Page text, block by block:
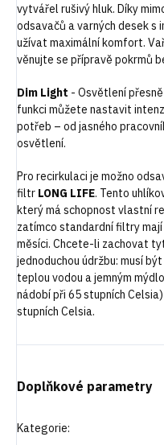
vytvářel rušivý hluk. Díky
odsavačů a varných desek s
užívat maximální komfort.
věnujte se přípravě pokrmů
Dim Light - Osvětlení
funkci můžete nastavit
potřeb – od jasného
osvětlení.
Pro recirkulaci je možno
filtr LONG LIFE. Tento
který má schopnost vlastní
zatímco standardní filtry
měsíci. Chcete-li zachovat
jednoduchou údržbu: musí
teplou vodou a jemným
nádobí při 65 stupních
stupních Celsia.
Doplňkové parametry
Kategorie: